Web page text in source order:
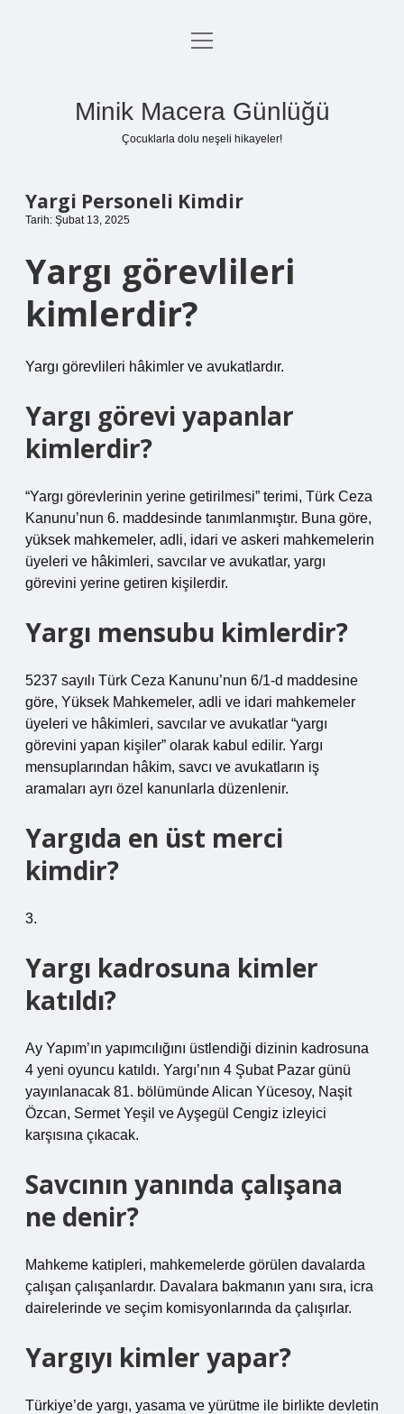
Anasayfa
menüyü
Minik Macera Günlüğü
Çocuklarla dolu neşeli hikayeler!
Yargi Personeli Kimdir
Tarih: Şubat 13, 2025
Yargı görevlileri
kimlerdir?
Yargı görevlileri hâkimler ve avukatlardır.
Yargı görevi yapanlar
kimlerdir?
“Yargı görevlerinin yerine getirilmesi” terimi, Türk Ceza
Kanunu’nun 6. maddesinde tanımlanmıştır. Buna göre,
yüksek mahkemeler, adli, idari ve askeri mahkemelerin
üyeleri ve hâkimleri, savcılar ve avukatlar, yargı
görevini yerine getiren kişilerdir.
Yargı mensubu kimlerdir?
5237 sayılı Türk Ceza Kanunu’nun 6/1-d maddesine
göre, Yüksek Mahkemeler, adli ve idari mahkemeler
üyeleri ve hâkimleri, savcılar ve avukatlar “yargı
görevini yapan kişiler” olarak kabul edilir. Yargı
mensuplarından hâkim, savcı ve avukatların iş
aramaları ayrı özel kanunlarla düzenlenir.
Yargıda en üst merci
kimdir?
3.
Yargı kadrosuna kimler
katıldı?
Ay Yapım’ın yapımcılığını üstlendiği dizinin kadrosuna
4 yeni oyuncu katıldı. Yargı’nın 4 Şubat Pazar günü
yayınlanacak 81. bölümünde Alican Yücesoy, Naşit
Özcan, Sermet Yeşil ve Ayşegül Cengiz izleyici
karşısına çıkacak.
Savcının yanında çalışana
ne denir?
Mahkeme katipleri, mahkemelerde görülen davalarda
çalışan çalışanlardır. Davalara bakmanın yanı sıra, icra
dairelerinde ve seçim komisyonlarında da çalışırlar.
Yargıyı kimler yapar?
Türkiye’de yargı, yasama ve yürütme ile birlikte devletin